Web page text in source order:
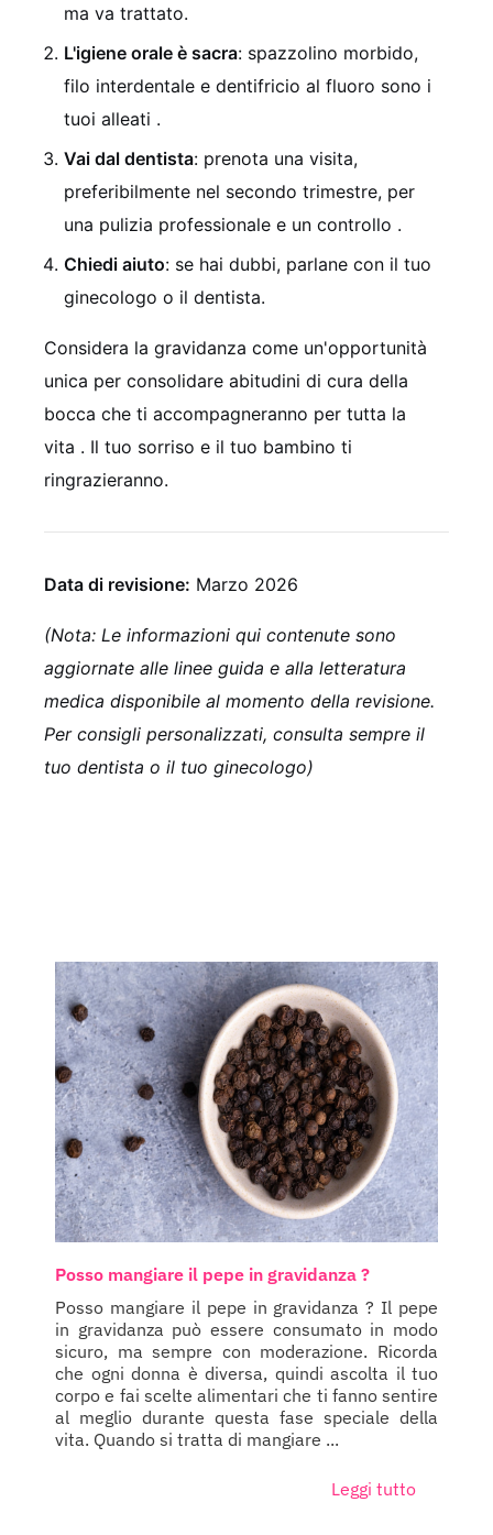
ma va trattato.
L'igiene orale è sacra: spazzolino morbido,
filo interdentale e dentifricio al fluoro sono i
tuoi alleati .
Vai dal dentista: prenota una visita,
preferibilmente nel secondo trimestre, per
una pulizia professionale e un controllo .
Chiedi aiuto: se hai dubbi, parlane con il tuo
ginecologo o il dentista.
Considera la gravidanza come un'opportunità
unica per consolidare abitudini di cura della
bocca che ti accompagneranno per tutta la
vita . Il tuo sorriso e il tuo bambino ti
ringrazieranno.
Data di revisione: Marzo 2026
(Nota: Le informazioni qui contenute sono
aggiornate alle linee guida e alla letteratura
medica disponibile al momento della revisione.
Per consigli personalizzati, consulta sempre il
tuo dentista o il tuo ginecologo)
Posso mangiare il pepe in gravidanza ?
Posso mangiare il pepe in gravidanza ? Il pepe
in gravidanza può essere consumato in modo
sicuro, ma sempre con moderazione. Ricorda
che ogni donna è diversa, quindi ascolta il tuo
corpo e fai scelte alimentari che ti fanno sentire
al meglio durante questa fase speciale della
vita. Quando si tratta di mangiare ...
Leggi tutto